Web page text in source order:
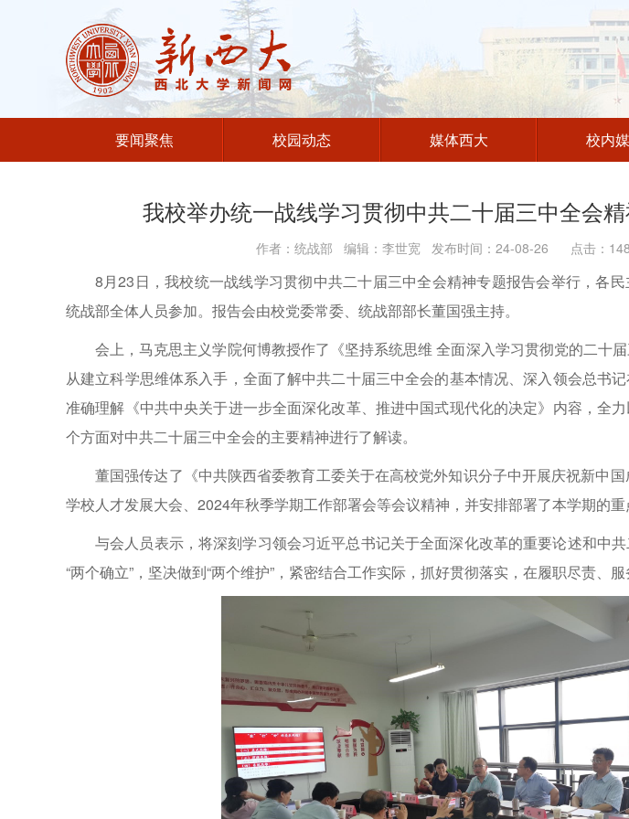
要闻聚焦 校园动态 媒体西大 校内
我校举办统一战线学习贯彻中共二十届三中全会
作者：统战部 编辑：李世宽 发布时间：24-08-26 点击： 148
8月23日，我校统一战线学习贯彻中共二十届三中全会精神专题报告会举行，各
统战部全体人员参加。报告会由校党委常委、统战部部长董国强主持。
会上，马克思主义学院何博教授作了《坚持系统思维 全面深入学习贯彻党的二十
从建立科学思维体系入手，全面了解中共二十届三中全会的基本情况、深入领会总书
准确理解《中共中央关于进一步全面深化改革、推进中国式现代化的决定》内容，全
个方面对中共二十届三中全会的主要精神进行了解读。
董国强传达了《中共陕西省委教育工委关于在高校党外知识分子中开展庆祝新中
学校人才发展大会、2024年秋季学期工作部署会等会议精神，并安排部署了本学期的重
与会人员表示，将深刻学习领会习近平总书记关于全面深化改革的重要论述和中
“两个确立”，坚决做到“两个维护”，紧密结合工作实际，抓好贯彻落实，在履职尽责、服